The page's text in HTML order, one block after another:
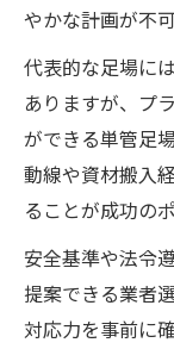
やかな計画が不可
代表的な足場に
ありますが、プ
ができる単管足
動線や資材搬入
ることが成功の
安全基準や法令
提案できる業者
対応力を事前に